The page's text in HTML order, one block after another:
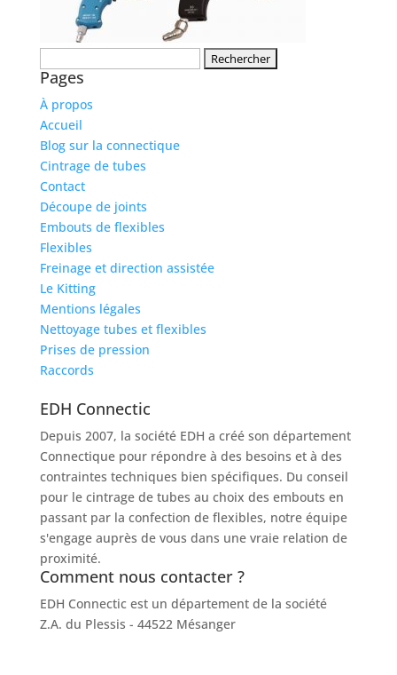
Pages
À propos
Accueil
Blog sur la connectique
Cintrage de tubes
Contact
Découpe de joints
Embouts de flexibles
Flexibles
Freinage et direction assistée
Le Kitting
Mentions légales
Nettoyage tubes et flexibles
Prises de pression
Raccords
EDH Connectic
Depuis 2007, la société EDH a créé son département
Connectique pour répondre à des besoins et à des
contraintes techniques bien spécifiques. Du conseil
pour le cintrage de tubes au choix des embouts en
passant par la confection de flexibles, notre équipe
s'engage auprès de vous dans une vraie relation de
proximité.
Comment nous contacter ?
EDH Connectic est un département de la société
Z.A. du Plessis - 44522 Mésanger